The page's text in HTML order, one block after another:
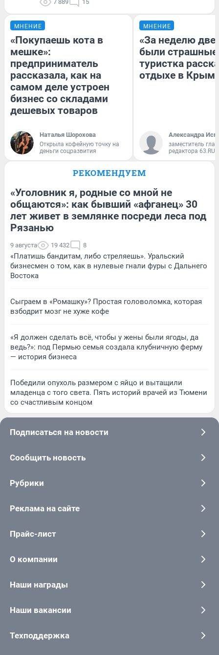
7 889 15
МНЕНИЕ
«Покупаешь кота в
мешке»:
предприниматель
рассказала, как на
самом деле устроен
бизнес со складами
дешевых товаров
Наталья Шорохова
Открыла кофейную точку на
деньги соцразвития
МНЕНИЕ
«За неделю две
были
туристка
отдыхе в
Александра
заместитель
редактора 63.RU
РЕКОМЕНДУЕМ
«Уголовник я, родные со мной не
общаются»: как бывший «афганец» 30
лет живет в землянке посреди леса под
Рязанью
9 августа 19 432 8
«Платишь бандитам, либо стреляешь». Уральский
бизнесмен о том, как в нулевые гнали фуры с Дальнего
Востока
Сыграем в «Ромашку»? Простая головоломка, которая
взбодрит мозг не хуже кофе
«Я должен сделать всё, чтобы у жены были ягоды, да
ведь?»: под Пермью семья создала клубничную ферму
— история бизнеса
Победили опухоль размером с яйцо и вытащили
младенца с того света. Пять историй врачей из Тюмени
со счастливым концом
Подписаться на новости
Сообщить новость
Рубрики
Реклама на сайте
Прайс-лист
О компании
Наши награды
Наши вакансии
Техподдержка